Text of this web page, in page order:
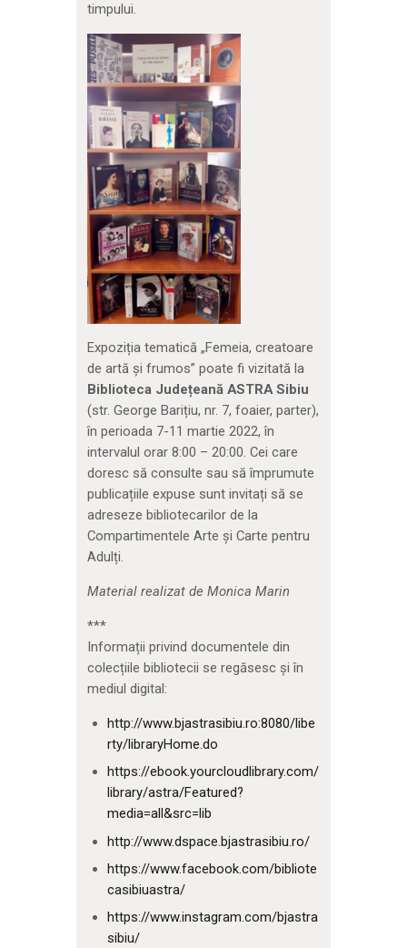
timpului.
Expoziția tematică „Femeia, creatoare
de artă și frumos” poate fi vizitată la
Biblioteca Județeană ASTRA Sibiu
(str. George Barițiu, nr. 7, foaier, parter),
în perioada 7-11 martie 2022, în
intervalul orar 8:00 – 20:00. Cei care
doresc să consulte sau să împrumute
publicațiile expuse sunt invitați să se
adreseze bibliotecarilor de la
Compartimentele Arte și Carte pentru
Adulți.
Material realizat de Monica Marin
***
Informații privind documentele din
colecțiile bibliotecii se regăsesc și în
mediul digital:
http://www.bjastrasibiu.ro:8080/libe
rty/libraryHome.do
https://ebook.yourcloudlibrary.com/
library/astra/Featured?
media=all&src=lib
http://www.dspace.bjastrasibiu.ro/
https://www.facebook.com/bibliote
casibiuastra/
https://www.instagram.com/bjastra
sibiu/